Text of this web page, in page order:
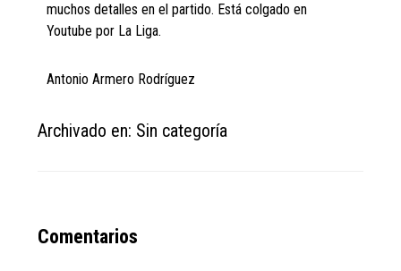
muchos detalles en el partido. Está colgado en
Youtube por La Liga.
Antonio Armero Rodríguez
Archivado en: Sin categoría
Reader
Comentarios